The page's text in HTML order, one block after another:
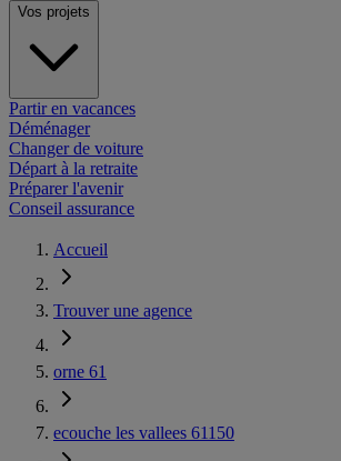
Vos projets
Partir en vacances
Déménager
Changer de voiture
Départ à la retraite
Préparer l'avenir
Conseil assurance
Accueil
Trouver une agence
orne 61
ecouche les vallees 61150